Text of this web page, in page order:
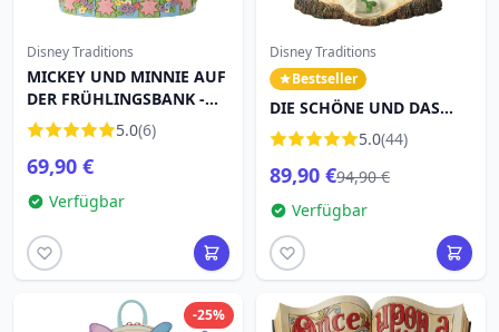
Disney Traditions
MICKEY UND MINNIE AUF
DER FRÜHLINGSBANK -
DISNEY TRADITIONS
5.0(6)
69,90 €
Verfügbar
Disney Traditions
Bestseller
DIE SCHÖNE UND DAS
BIEST DISNEY TRADITIONS
JIM SHORE
5.0(44)
89,90 €94,90 €
Verfügbar
-25%